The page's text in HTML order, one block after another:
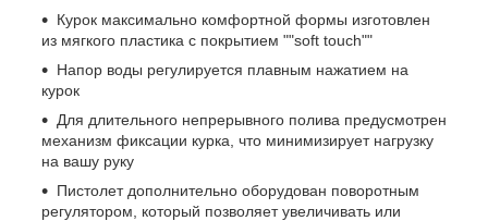
Курок максимально комфортной формы изготовлен
из мягкого пластика с покрытием ""soft touch""
Напор воды регулируется плавным нажатием на
курок
Для длительного непрерывного полива предусмотрен
механизм фиксации курка, что минимизирует нагрузку
на вашу руку
Пистолет дополнительно оборудован поворотным
регулятором, который позволяет увеличивать или